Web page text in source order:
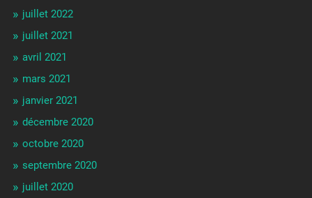
juillet 2022
juillet 2021
avril 2021
mars 2021
janvier 2021
décembre 2020
octobre 2020
septembre 2020
juillet 2020